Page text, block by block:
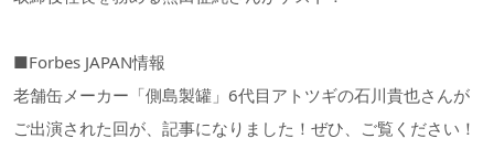
■Forbes JAPAN情報
老舗缶メーカー「側島製罐」6代目アトツギの石川貴也さんが
ご出演された回が、記事になりました！ぜひ、ご覧ください！